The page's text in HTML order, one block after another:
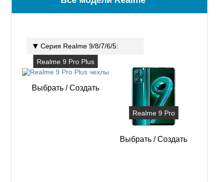
Серия Realme 9/8/7/6/5:
Realme 9 Pro Plus
Выбрать /Создать
Realme 9 Pro
Выбрать /Создать